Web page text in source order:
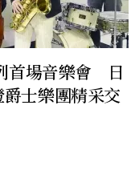
首場音樂會 日
士樂團精采交